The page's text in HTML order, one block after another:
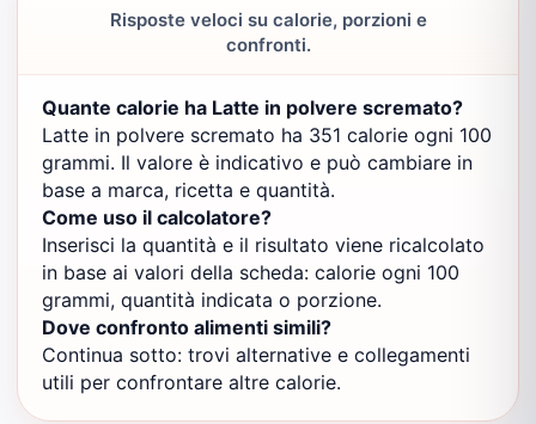
Risposte veloci su calorie, porzioni e
confronti.
Quante calorie ha Latte in polvere scremato?
Latte in polvere scremato ha 351 calorie ogni 100
grammi. Il valore è indicativo e può cambiare in
base a marca, ricetta e quantità.
Come uso il calcolatore?
Inserisci la quantità e il risultato viene ricalcolato
in base ai valori della scheda: calorie ogni 100
grammi, quantità indicata o porzione.
Dove confronto alimenti simili?
Continua sotto: trovi alternative e collegamenti
utili per confrontare altre calorie.